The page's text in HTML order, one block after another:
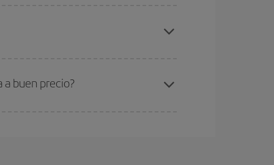
Fuerteventura-dest
buen precio?